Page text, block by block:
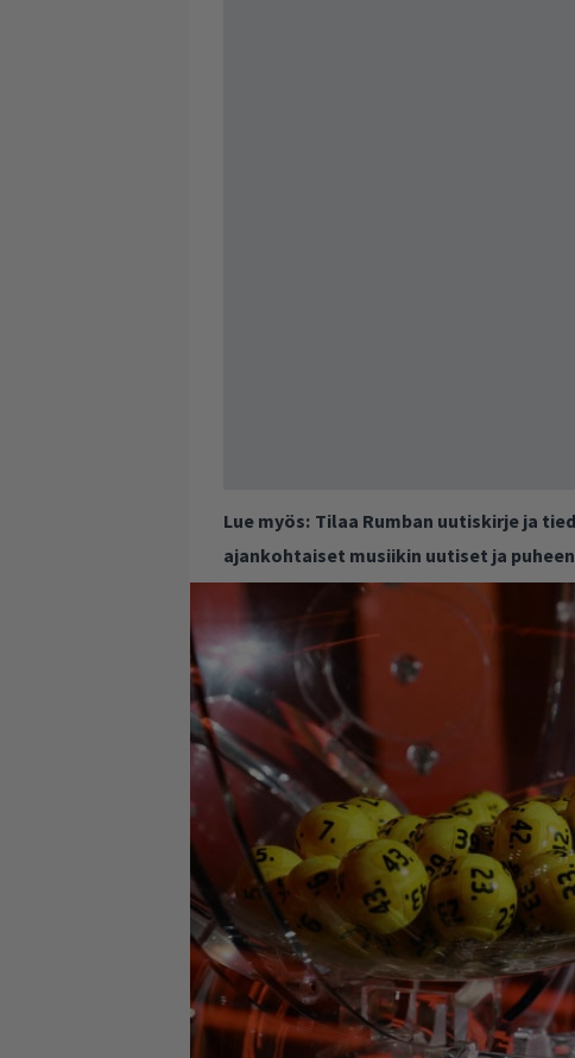
Lue myös: Tilaa Rumban uutiskirje ja
ajankohtaiset musiikin uutiset ja